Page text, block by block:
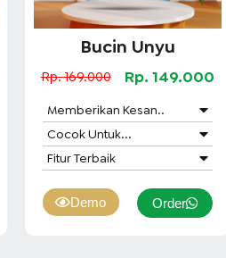
Bucin Unyu
Rp. 169.000 Rp. 149.000
Memberikan Kesan..
Cocok Untuk...
Fitur Terbaik
Demo Order